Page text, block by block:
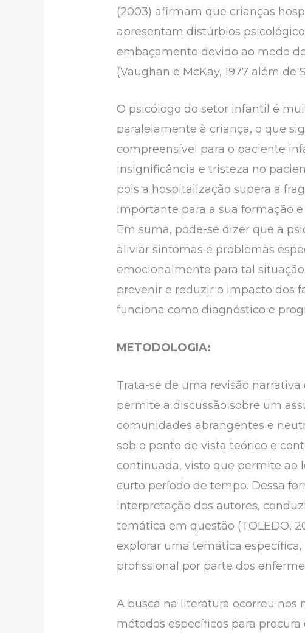
(2003) afirmam que crianças
apresentam distúrbios
embaçamento devido ao medo
(Vaughan e McKay, 1977 além de
O psicólogo do setor infantil é
paralelamente à criança, o que
compreensível para o paciente
insignificância e tristeza no
pois a hospitalização supera a
importante para a sua formação
Em suma, pode-se dizer que a
aliviar sintomas e problemas
emocionalmente para tal
prevenir e reduzir o impacto dos
funciona como diagnóstico e
METODOLOGIA:
Trata-se de uma revisão
permite a discussão sobre um
comunidades abrangentes e
sob o ponto de vista teórico e
continuada, visto que permite ao
curto período de tempo. Dessa
interpretação dos autores,
temática em questão (TOLEDO,
explorar uma temática
profissional por parte dos
A busca na literatura ocorreu nos
métodos específicos para procura